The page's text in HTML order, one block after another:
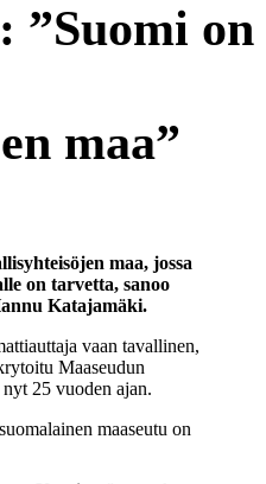
”Suomi on
maa”
maa, jossa
on tarvetta, sanoo
Katajamäki.
vaan tavallinen,
Maaseudun
25 vuoden ajan.
maaseutu on